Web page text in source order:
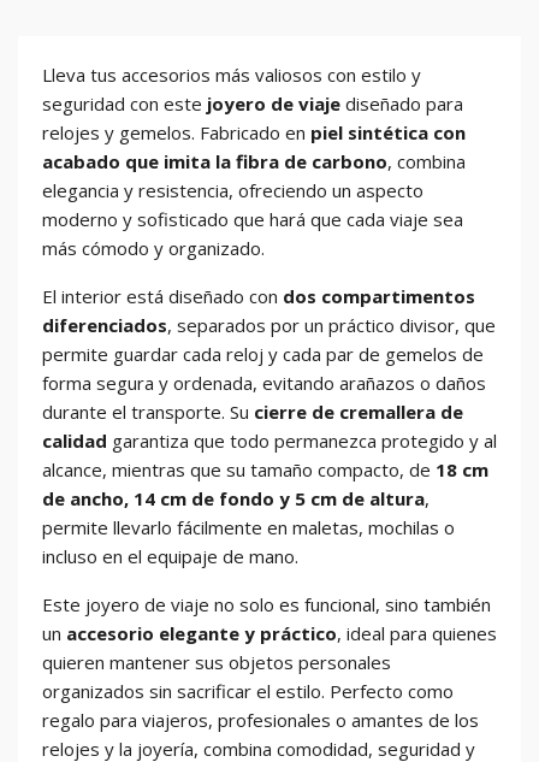
Lleva tus accesorios más valiosos con estilo y
seguridad con este joyero de viaje diseñado para
relojes y gemelos. Fabricado en piel sintética con
acabado que imita la fibra de carbono, combina
elegancia y resistencia, ofreciendo un aspecto
moderno y sofisticado que hará que cada viaje sea
más cómodo y organizado.
El interior está diseñado con dos compartimentos
diferenciados, separados por un práctico divisor, que
permite guardar cada reloj y cada par de gemelos de
forma segura y ordenada, evitando arañazos o daños
durante el transporte. Su cierre de cremallera de
calidad garantiza que todo permanezca protegido y al
alcance, mientras que su tamaño compacto, de 18 cm
de ancho, 14 cm de fondo y 5 cm de altura,
permite llevarlo fácilmente en maletas, mochilas o
incluso en el equipaje de mano.
Este joyero de viaje no solo es funcional, sino también
un accesorio elegante y práctico, ideal para quienes
quieren mantener sus objetos personales
organizados sin sacrificar el estilo. Perfecto como
regalo para viajeros, profesionales o amantes de los
relojes y la joyería, combina comodidad, seguridad y